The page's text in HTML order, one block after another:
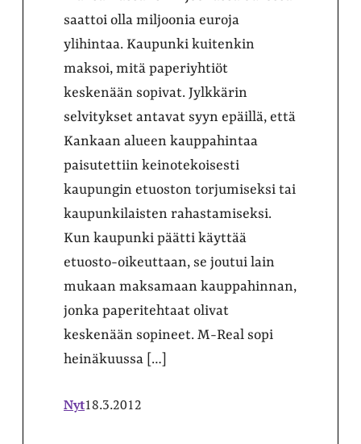
saattoi olla miljoonia euroja
ylihintaa. Kaupunki kuitenkin
maksoi, mitä paperiyhtiöt
keskenään sopivat. Jylkkärin
selvitykset antavat syyn epäillä, että
Kankaan alueen kauppahintaa
paisutettiin keinotekoisesti
kaupungin etuoston torjumiseksi tai
kaupunkilaisten rahastamiseksi.
Kun kaupunki päätti käyttää
etuosto-oikeuttaan, se joutui lain
mukaan maksamaan kauppahinnan,
jonka paperitehtaat olivat
keskenään sopineet. M-Real sopi
heinäkuussa […]
Nyt18.3.2012